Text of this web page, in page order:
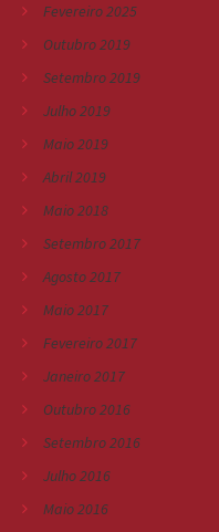
Fevereiro 2025
Outubro 2019
Setembro 2019
Julho 2019
Maio 2019
Abril 2019
Maio 2018
Setembro 2017
Agosto 2017
Maio 2017
Fevereiro 2017
Janeiro 2017
Outubro 2016
Setembro 2016
Julho 2016
Maio 2016